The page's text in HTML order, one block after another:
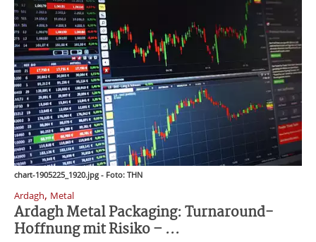
chart-1905225_1920.jpg - Foto: THN
Ardagh, Metal
Ardagh Metal Packaging: Turnaround-
Hoffnung mit Risiko – ...